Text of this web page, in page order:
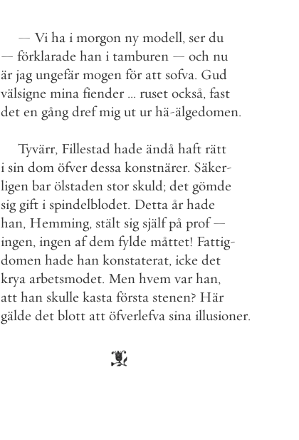
— Vi ha i morgon ny modell, ser du
— förklarade han i tamburen — och nu
är jag ungefär mogen för att sofva. Gud
välsigne mina fiender ... ruset också, fast
det en gång dref mig ut ur hä-älgedomen.
Tyvärr, Fillestad hade ändå haft rätt
i sin dom öfver dessa konstnärer. Säker-
ligen bar ölstaden stor skuld; det gömde
sig gift i spindelblodet. Detta år hade
han, Hemming, stält sig själf på prof —
ingen, ingen af dem fylde måttet! Fattig-
domen hade han konstaterat, icke det
krya arbetsmodet. Men hvem var han,
att han skulle kasta första stenen? Här
gälde det blott att öfverlefva sina illusioner.